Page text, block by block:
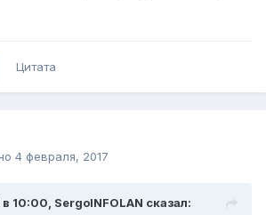
Цитата
4 февраля, 2017
10:00, SergoINFOLAN сказал: